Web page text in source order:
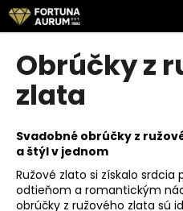
Prejsť
na
obsah
Obrúčky z
zlata
Svadobné obrúčky z
a štýl v jednom
Ružové zlato si získalo
odtieňom a romantickým
obrúčky z ružového zlata sú
K
o
Č
o
p
o
t
r